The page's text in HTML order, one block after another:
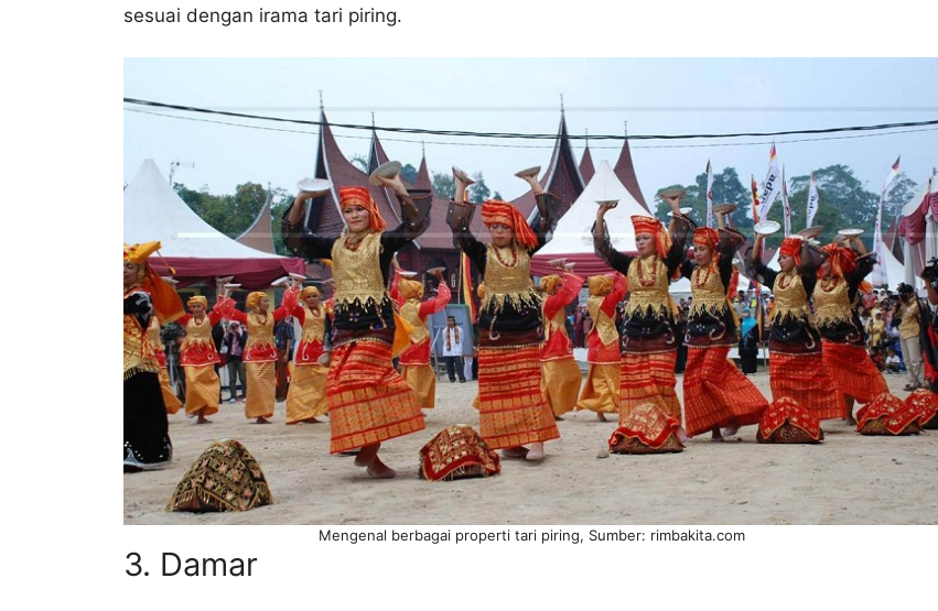
sesuai dengan irama tari piring.
Mengenal berbagai properti tari piring, Sumber: rimbakita.com
3. Damar